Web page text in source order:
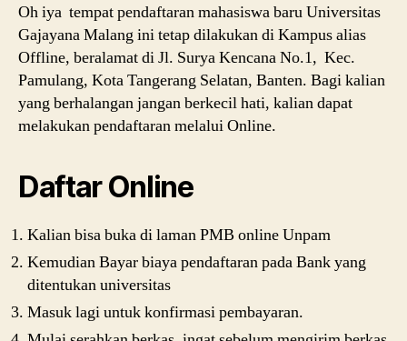
Oh iya tempat pendaftaran mahasiswa baru Universitas
Gajayana Malang ini tetap dilakukan di Kampus alias
Offline, beralamat di Jl. Surya Kencana No.1, Kec.
Pamulang, Kota Tangerang Selatan, Banten. Bagi kalian
yang berhalangan jangan berkecil hati, kalian dapat
melakukan pendaftaran melalui Online.
Daftar Online
Kalian bisa buka di laman PMB online Unpam
Kemudian Bayar biaya pendaftaran pada Bank yang
ditentukan universitas
Masuk lagi untuk konfirmasi pembayaran.